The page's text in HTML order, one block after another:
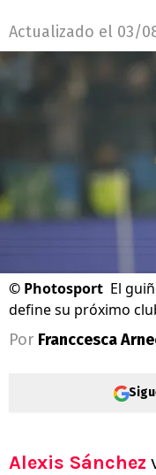
Actualizado el 03/
© Photosport El
define su próximo
Por Franccesca
Alexis Sánchez